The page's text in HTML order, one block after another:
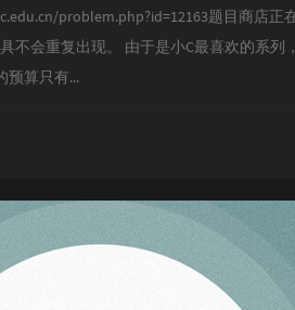
problem.php?id=12163题目商店正
不会重复出现。 由于是小C最喜欢的系列
预算只有...